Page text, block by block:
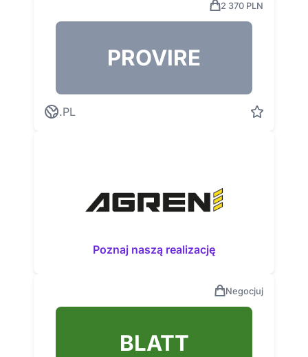
2 370 PLN
PROVIRE
.PL
Poznaj naszą realizację
Negocjuj
BLATT